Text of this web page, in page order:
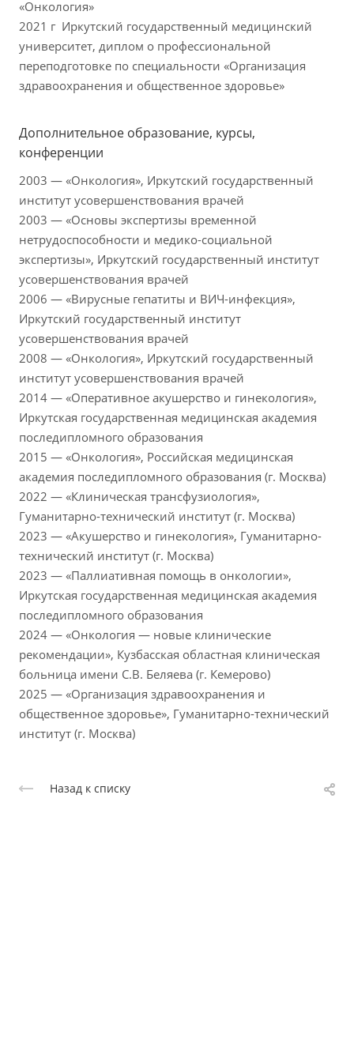
«Онкология»
2021 г Иркутский государственный медицинский
университет, диплом о профессиональной
переподготовке по специальности «Организация
здравоохранения и общественное здоровье»
Дополнительное образование, курсы,
конференции
2003 — «Онкология», Иркутский государственный
институт усовершенствования врачей
2003 — «Основы экспертизы временной
нетрудоспособности и медико-социальной
экспертизы», Иркутский государственный институт
усовершенствования врачей
2006 — «Вирусные гепатиты и ВИЧ-инфекция»,
Иркутский государственный институт
усовершенствования врачей
2008 — «Онкология», Иркутский государственный
институт усовершенствования врачей
2014 — «Оперативное акушерство и гинекология»,
Иркутская государственная медицинская академия
последипломного образования
2015 — «Онкология», Российская медицинская
академия последипломного образования (г. Москва)
2022 — «Клиническая трансфузиология»,
Гуманитарно-технический институт (г. Москва)
2023 — «Акушерство и гинекология», Гуманитарно-
технический институт (г. Москва)
2023 — «Паллиативная помощь в онкологии»,
Иркутская государственная медицинская академия
последипломного образования
2024 — «Онкология — новые клинические
рекомендации», Кузбасская областная клиническая
больница имени С.В. Беляева (г. Кемерово)
2025 — «Организация здравоохранения и
общественное здоровье», Гуманитарно-технический
институт (г. Москва)
Назад к списку